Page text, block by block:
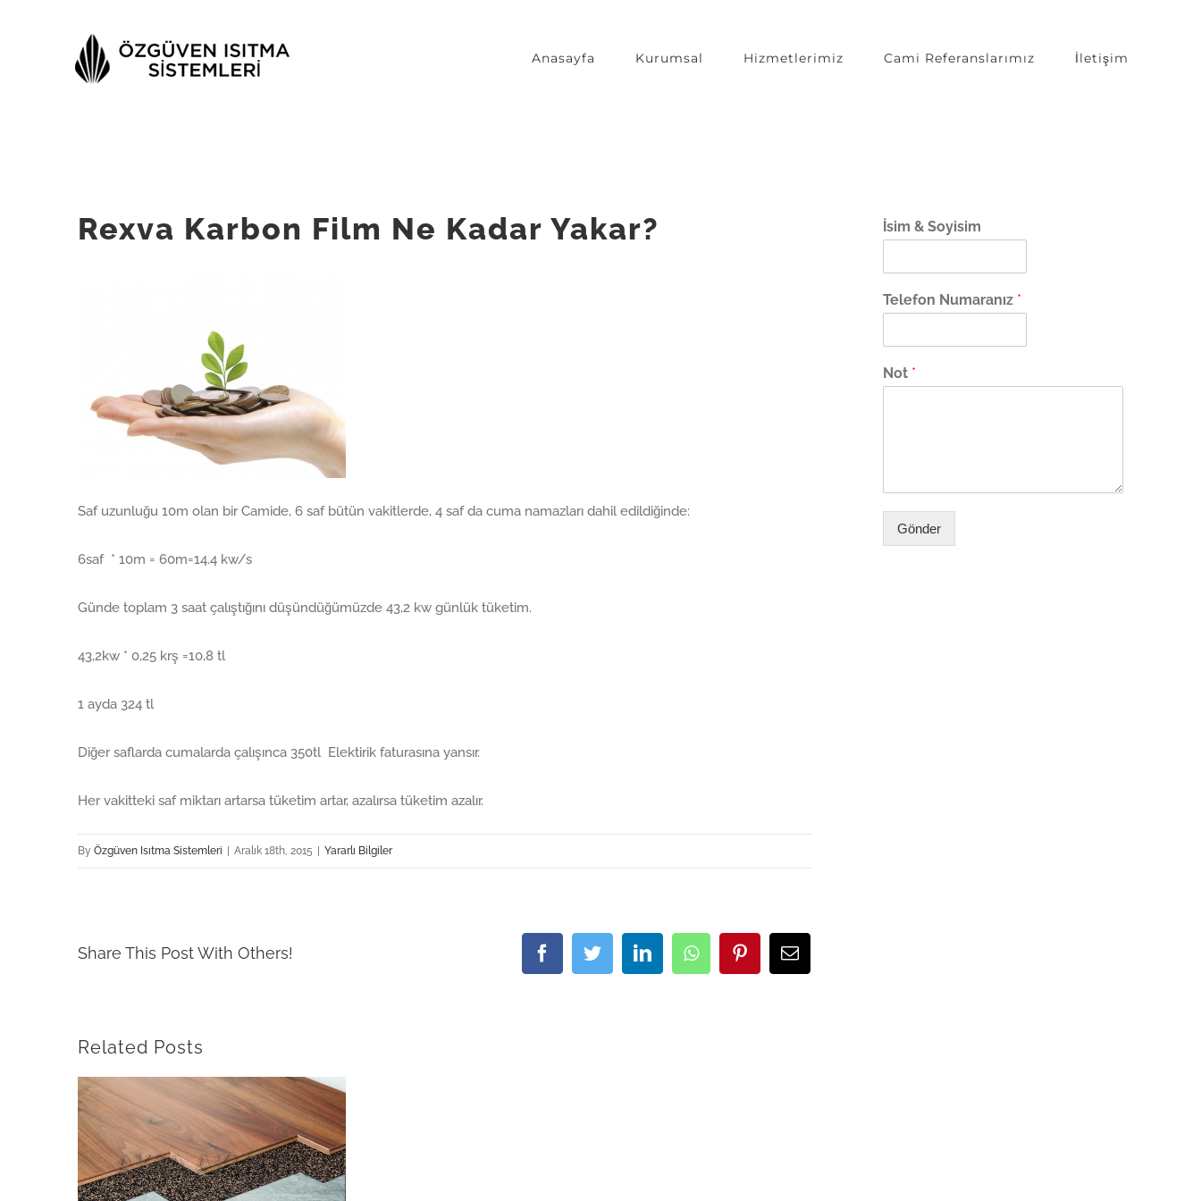
Anasayfa Kurumsal Hizmetlerimiz Cami Referanslarımız İletişim
Rexva Karbon Film Ne Kadar Yakar?
Saf uzunluğu 10m olan bir Camide, 6 saf bütün vakitlerde, 4 saf da cuma namazları dahil edildiğinde:
6saf * 10m = 60m=14.4 kw/s
Günde toplam 3 saat çalıştığını düşündüğümüzde 43,2 kw günlük tüketim.
43,2kw * 0,25 krş =10,8 tl
1 ayda 324 tl
Diğer saflarda cumalarda çalışınca 350tl Elektirik faturasına yansır.
Her vakitteki saf miktarı artarsa tüketim artar, azalırsa tüketim azalır.
By Özgüven Isıtma Sistemleri | Aralık 18th, 2015 | Yararlı Bilgiler
Share This Post With Others! FacebookTwitterLinkedInWhatsappPinterestEmail
Related Posts
İsim & Soyisim
Telefon Numaranız *
Not *
Gönder